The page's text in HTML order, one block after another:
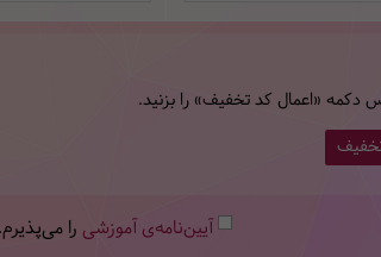
دکمه «اعمال کد تخفیف» را بزنید.
آیین‌نامه‌ی آموزشی را می‌پذیرم.